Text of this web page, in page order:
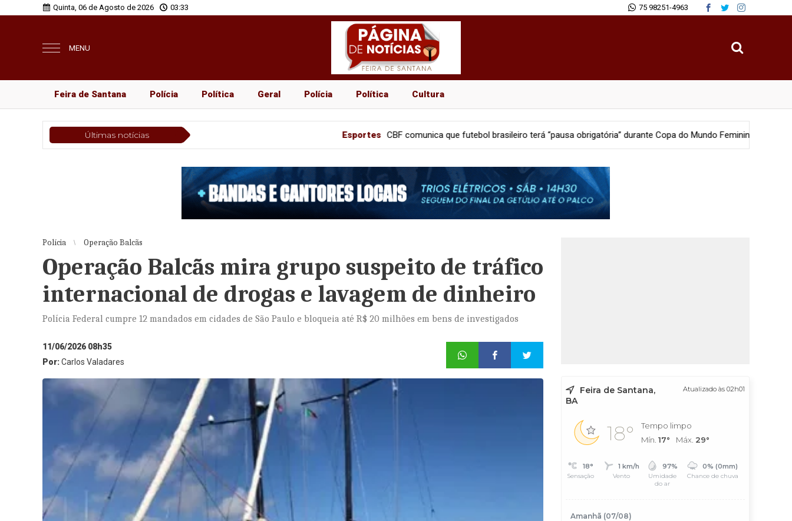
Quinta, 06 de Agosto de 2026 03:33 75 98251-4963
MENU
Feira de Santana Polícia Política Geral Polícia Política Cultura
Últimas notícias CBF comunica que futebol brasileiro terá “pausa obrigatória” durante Copa do Mundo Feminina 2027 Polícia
Polícia Operação Balcãs
Operação Balcãs mira grupo suspeito de tráfico
internacional de drogas e lavagem de dinheiro
Polícia Federal cumpre 12 mandados em cidades de São Paulo e bloqueia até R$ 20 milhões em bens de investigados
11/06/2026 08h35
Por:Carlos Valadares
Feira de Santana,
BA
Atualizado às 02h01
18°
Tempo limpo
Mín. 17° Máx. 29°
18°
Sensação
1 km/h
Vento
97%
Umidade
do ar
0% (0mm)
Chance de chuva
Amanhã (07/08)